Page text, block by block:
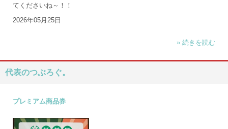
てくださいね～！！
2026年05月25日
» 続きを読む
代表のつぶろぐ。
プレミアム商品券